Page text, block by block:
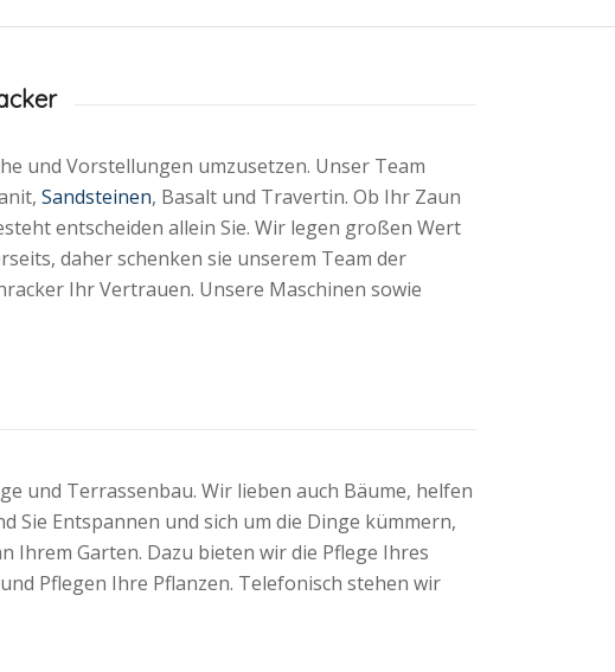
und Vorstellungen umzusetzen. Unser Team
Sandsteinen, Basalt und Travertin. Ob Ihr Zaun
entscheiden allein Sie. Wir legen großen Wert
daher schenken sie unserem Team der
Ihr Vertrauen. Unsere Maschinen sowie
und Terrassenbau. Wir lieben auch Bäume, helfen
Sie Entspannen und sich um die Dinge kümmern,
Ihrem Garten. Dazu bieten wir die Pflege Ihres
Pflegen Ihre Pflanzen. Telefonisch stehen wir